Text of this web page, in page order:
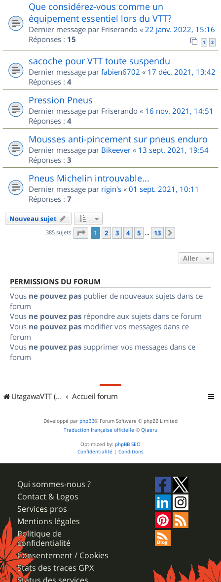
Que considérez-vous comme un
équipement essentiel lors du VTT?
Dernier message par Friserando « 22 janv. 2022, 15:16
Réponses : 15 1 2
sacoche pour VTT toute suspendu
Dernier message par fabien6702 « 17 déc. 2021, 13:42
Réponses : 4
Pression Pneus
Dernier message par Friserando « 16 nov. 2021, 14:51
Réponses : 4
Mousses anti-pincement sur pneus enduro
Dernier message par Bikeever « 13 sept. 2021, 19:54
Réponses : 3
Pneus Michelin introuvable...
Dernier message par rigin's « 01 sept. 2021, 10:11
Réponses : 7
Nouveau sujet
385 sujets Page 1sur
1 2 3 4 5 … 13
Aller
PERMISSIONS DU FORUM
Vous ne pouvez pas publier de nouveaux sujets dans ce
forum
Vous ne pouvez pas répondre aux sujets dans ce forum
Vous ne pouvez pas modifier vos messages dans ce
forum
Vous ne pouvez pas supprimer vos messages dans ce
forum
UtagawaVTT (Randos VTT et VTTAE avec traces GPS) Accueil forum
Développé par phpBB® Forum Software © phpBB Limited
Traduction française officielle © Qiaeru
Optimized by: phpBB SEO
Confidentialité | Conditions
Qui sommes-nous ?
Contact & Logos
Services pros
Mentions légales
Politique de
confidentialité
Consentement / Cookies
Stats des traces GPX